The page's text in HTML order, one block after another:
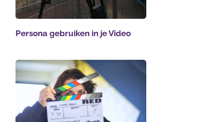
Persona gebruiken in je Video